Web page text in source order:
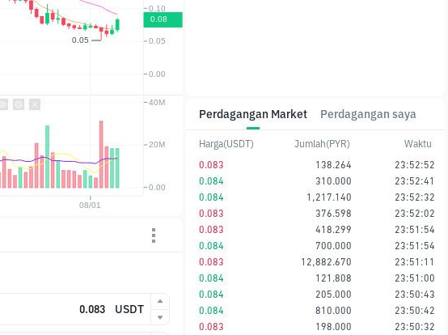
USDT
Perdagangan Market Perdagangan saya
Harga(USDT) Jumlah(PYR)
Waktu
0.083
138.264
23:52:52
0.084
310.000
23:52:41
0.084
1,217.140
23:52:32
0.083
376.598
23:52:02
0.083
418.299
23:51:54
0.084
700.000
23:51:54
0.083
12,882.670
23:51:11
0.084
121.808
23:51:00
0.084
205.000
23:50:43
0.084
810.000
23:50:42
0.083
198.000
23:50:32